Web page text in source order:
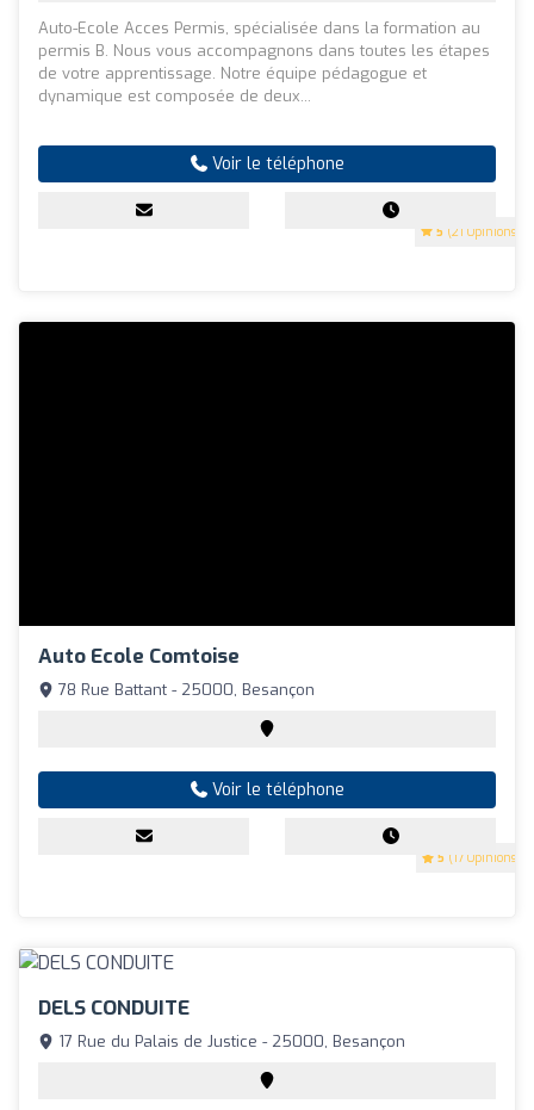
5 (21 Opinions)
Auto-Ecole Acces Permis, spécialisée dans la formation au
permis B. Nous vous accompagnons dans toutes les étapes
de votre apprentissage. Notre équipe pédagogue et
dynamique est composée de deux...
Voir le téléphone
Auto Ecole Comtoise
5 (17 Opinions)
78 Rue Battant - 25000, Besançon
Voir le téléphone
DELS CONDUITE
17 Rue du Palais de Justice - 25000, Besançon